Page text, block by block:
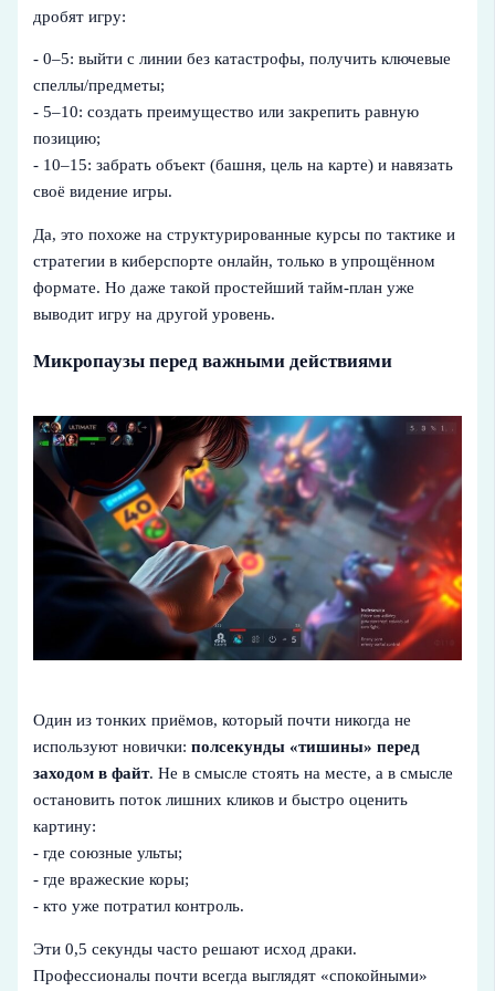
дробят игру:
- 0–5: выйти с линии без катастрофы, получить ключевые
спеллы/предметы;
- 5–10: создать преимущество или закрепить равную
позицию;
- 10–15: забрать объект (башня, цель на карте) и навязать
своё видение игры.
Да, это похоже на структурированные курсы по тактике и
стратегии в киберспорте онлайн, только в упрощённом
формате. Но даже такой простейший тайм-план уже
выводит игру на другой уровень.
Микропаузы перед важными действиями
Один из тонких приёмов, который почти никогда не
используют новички:полсекунды «тишины» перед
заходом в файт. Не в смысле стоять на месте, а в смысле
остановить поток лишних кликов и быстро оценить
картину:
- где союзные ульты;
- где вражеские коры;
- кто уже потратил контроль.
Эти 0,5 секунды часто решают исход драки.
Профессионалы почти всегда выглядят «спокойными»